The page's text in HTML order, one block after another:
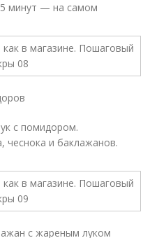
минут — на самом
с помидором.
чеснока и баклажанов.
с жареным луком